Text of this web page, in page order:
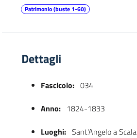
Patrimonio (buste 1-60)
Dettagli
Fascicolo: 034
Anno: 1824-1833
Luoghi: Sant'Angelo a Scala